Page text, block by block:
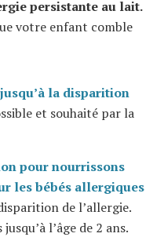
persistante au lait.
votre enfant comble
la disparition
et souhaité par la
pour nourrissons
les bébés allergiques
de l’allergie.
l’âge de 2 ans.